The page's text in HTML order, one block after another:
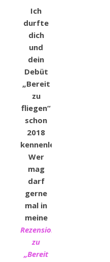
Ich
durfte
dich
und
dein
Debüt
„Bereit
zu
fliegen“
schon
2018
kennenlernen.
Wer
mag
darf
gerne
mal in
meine
Rezension
zu
„Bereit